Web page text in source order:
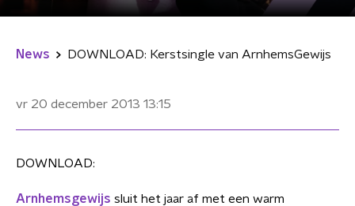
News DOWNLOAD: Kerstsingle van ArnhemsGewijs
vr 20 december 2013 13:15
DOWNLOAD:
Arnhemsgewijs sluit het jaar af met een warm